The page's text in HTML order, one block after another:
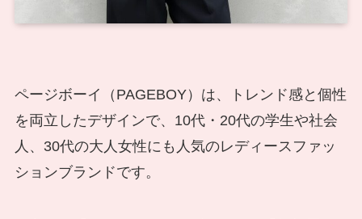
ページボーイ（PAGEBOY）は、トレンド感と個性
を両立したデザインで、10代・20代の学生や社会
人、30代の大人女性にも人気のレディースファッ
ションブランドです。